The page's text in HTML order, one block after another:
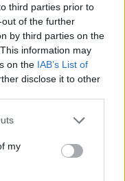
third parties prior to
of the further
by third parties on the
information may
on the IAB’s List of
disclose it to other
one or more Google
You may click to
third-party tags to
in below Google
my
Szegeden
miatt, a
jóval
több helyre is
sikerül
akkor
készített és